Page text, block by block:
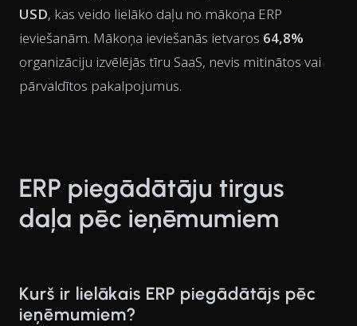
USD, kas veido lielāko daļu no mākoņa ERP
ieviešanām. Mākoņa ieviešanās ietvaros 64,8%
organizāciju izvēlējās tīru SaaS, nevis mitinātos vai
pārvaldītos pakalpojumus.
ERP piegādātāju tirgus
daļa pēc ieņēmumiem
Kurš ir lielākais ERP piegādātājs pēc
ieņēmumiem?